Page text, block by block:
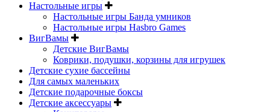
Настольные игры
Настольные игры Банда умников
Настольные игры Hasbro Games
ВигВамы
Детские ВигВамы
Коврики, подушки, корзины для игрушек
Детские сухие бассейны
Для самых маленьких
Детские подарочные боксы
Детские аксессуары